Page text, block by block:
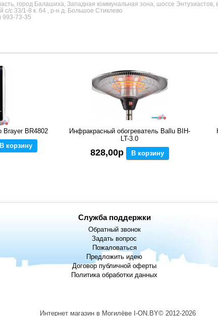
город Балашиха, Западная коммунальная зона, шоссе Энтузиастов,
с 33/1-8 к. 64 , р-н д. Большое Стиклево
993-73-35
Brayer BR4802
В корзину
Инфракрасный обогреватель Ballu BIH-
LT-3.0
828,00р В корзину
Служба поддержки
Обратный звонок
Задать вопрос
Пожаловаться
Предложить идею
Договор публичной оферты
Политика обработки данных
Интернет магазин в Могилёве I-ON.BY© 2012-2026